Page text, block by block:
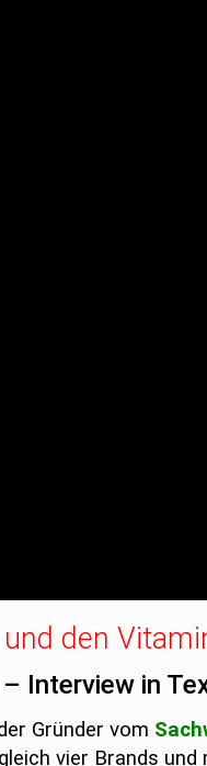
den
Interview in
Gründer vom
vier Brands